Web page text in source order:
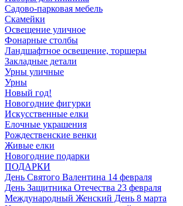
Садово-парковая мебель
Скамейки
Освещение уличное
Фонарные столбы
Ландшафтное освещение, торшеры
Закладные детали
Урны уличные
Урны
Новый год!
Новогодние фигурки
Искусственные елки
Елочные украшения
Рождественские венки
Живые елки
Новогодние подарки
ПОДАРКИ
День Святого Валентина 14 февраля
День Защитника Отечества 23 февраля
Международный Женский День 8 марта